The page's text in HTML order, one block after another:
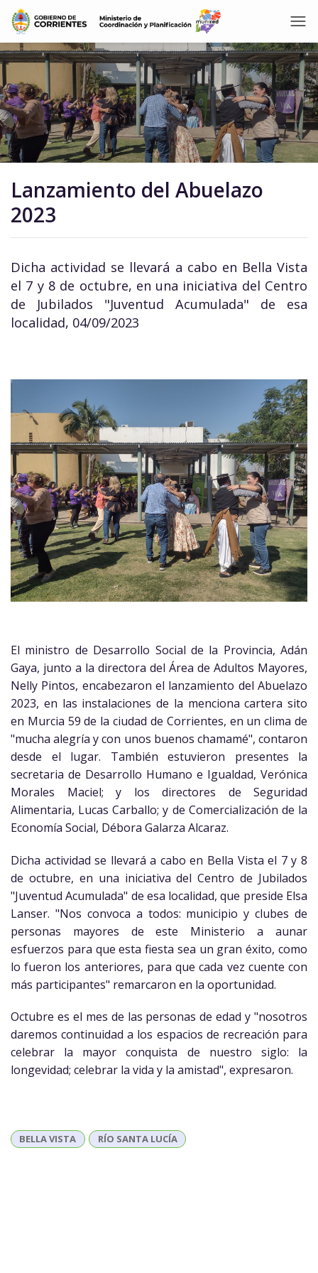
Lanzamiento del Abuelazo
2023
Dicha actividad se llevará a cabo en Bella Vista
el 7 y 8 de octubre, en una iniciativa del Centro
de Jubilados "Juventud Acumulada" de esa
localidad, 04/09/2023
El ministro de Desarrollo Social de la Provincia, Adán
Gaya, junto a la directora del Área de Adultos Mayores,
Nelly Pintos, encabezaron el lanzamiento del Abuelazo
2023, en las instalaciones de la menciona cartera sito
en Murcia 59 de la ciudad de Corrientes, en un clima de
"mucha alegría y con unos buenos chamamé", contaron
desde el lugar. También estuvieron presentes la
secretaria de Desarrollo Humano e Igualdad, Verónica
Morales Maciel; y los directores de Seguridad
Alimentaria, Lucas Carballo; y de Comercialización de la
Economía Social, Débora Galarza Alcaraz.
Dicha actividad se llevará a cabo en Bella Vista el 7 y 8
de octubre, en una iniciativa del Centro de Jubilados
"Juventud Acumulada" de esa localidad, que preside Elsa
Lanser. "Nos convoca a todos: municipio y clubes de
personas mayores de este Ministerio a aunar
esfuerzos para que esta fiesta sea un gran éxito, como
lo fueron los anteriores, para que cada vez cuente con
más participantes" remarcaron en la oportunidad.
Octubre es el mes de las personas de edad y "nosotros
daremos continuidad a los espacios de recreación para
celebrar la mayor conquista de nuestro siglo: la
longevidad; celebrar la vida y la amistad", expresaron.
BELLA VISTA RÍO SANTA LUCÍA